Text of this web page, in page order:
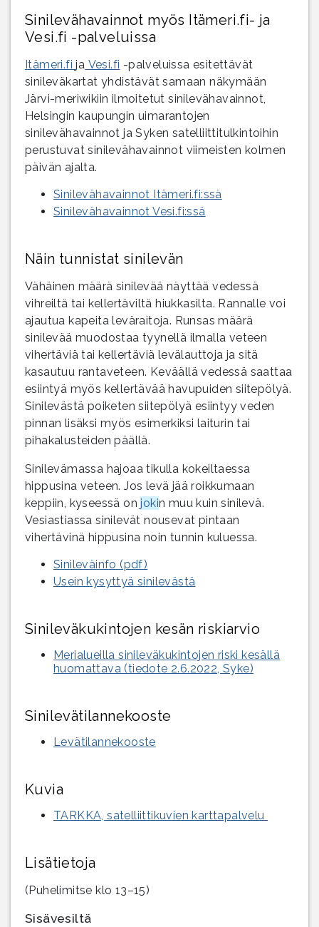
Sinilevähavainnot myös Itämeri.fi- ja
Vesi.fi -palveluissa
Itämeri.fija Vesi.fi -palveluissa esitettävät
sinileväkartat yhdistävät samaan näkymään
Järvi-meriwikiin ilmoitetut sinilevähavainnot,
Helsingin kaupungin uimarantojen
sinilevähavainnot ja Syken satelliittitulkintoihin
perustuvat sinilevähavainnot viimeisten kolmen
päivän ajalta.
Sinilevähavainnot Itämeri.fi:ssä
Sinilevähavainnot Vesi.fi:ssä
Näin tunnistat sinilevän
Vähäinen määrä sinilevää näyttää vedessä
vihreiltä tai kellertäviltä hiukkasilta. Rannalle voi
ajautua kapeita leväraitoja. Runsas määrä
sinilevää muodostaa tyynellä ilmalla veteen
vihertäviä tai kellertäviä levälauttoja ja sitä
kasautuu rantaveteen. Keväällä vedessä saattaa
esiintyä myös kellertävää havupuiden siitepölyä.
Sinilevästä poiketen siitepölyä esiintyy veden
pinnan lisäksi myös esimerkiksi laiturin tai
pihakalusteiden päällä.
Sinilevämassa hajoaa tikulla kokeiltaessa
hippusina veteen. Jos levä jää roikkumaan
keppiin, kyseessä onjokin muu kuin sinilevä.
Vesiastiassa sinilevät nousevat pintaan
vihertävinä hippusina noin tunnin kuluessa.
Sinileväinfo (pdf)
Usein kysyttyä sinilevästä
Sinileväkukintojen kesän riskiarvio
Merialueilla sinileväkukintojen riski kesällä
huomattava (tiedote 2.6.2022, Syke)
Sinilevätilannekooste
Levätilannekooste
Kuvia
TARKKA, satelliittikuvien karttapalvelu
Lisätietoja
(Puhelimitse klo 13–15)
Sisävesiltä